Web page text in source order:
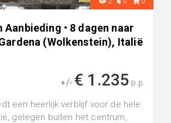
Aanbieding • 8 dagen naar
(Wolkenstein), Italië
+/- € 1.235 p.p.
een heerlijk verblijf voor de hele
gelegen buiten het centrum,